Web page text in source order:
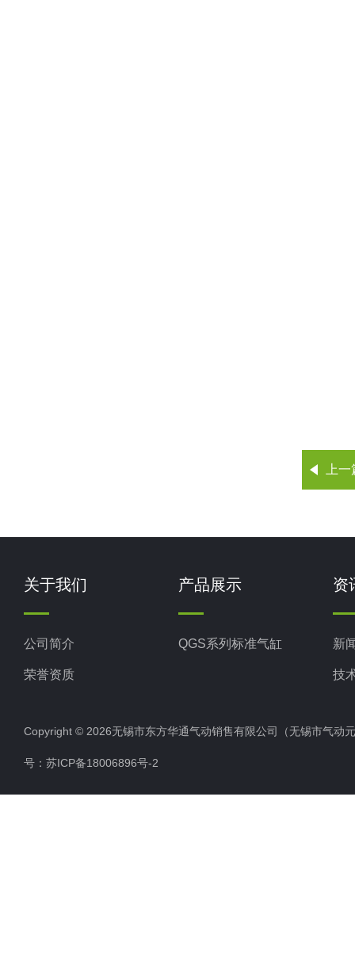
上
关于我们
公司简介
荣誉资质
产品展示
QGS系列标准气缸
资
新
技
Copyright © 2026无锡市东方华通气动销售有限公司（无锡市气
号： 苏ICP备18006896号-2